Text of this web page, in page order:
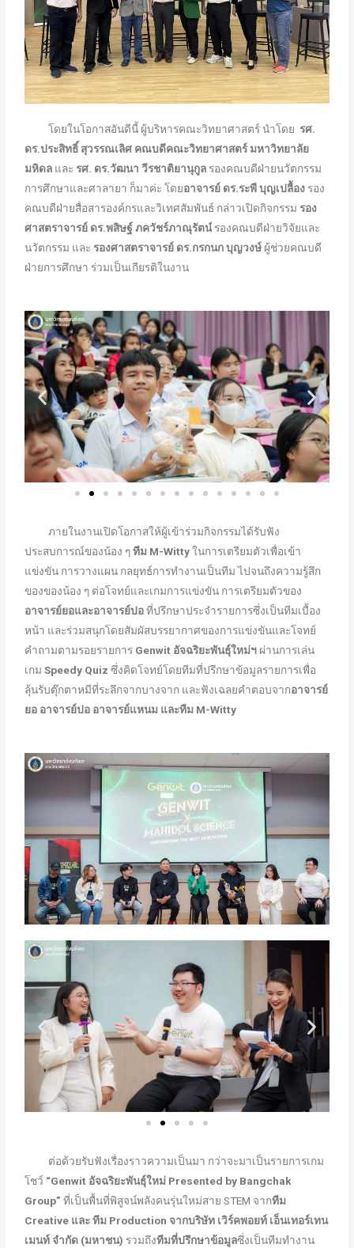
โดยในโอกาสอันดีนี้ ผู้บริหารคณะวิทยาศาสตร์ นำโดย รศ.
ดร.ประสิทธิ์ สุวรรณเลิศ คณบดีคณะวิทยาศาสตร์ มหาวิทยาลัย
มหิดล และ รศ. ดร.วัฒนา วีรชาติยานุกูล รองคณบดีฝ่ายนวัตกรรม
การศึกษาและศาลายา ก็มาค่ะ โดยอาจารย์ ดร.ระพี บุญเปลื้อง รอง
คณบดีฝ่ายสื่อสารองค์กรและวิเทศสัมพันธ์ กล่าวเปิดกิจกรรม รอง
ศาสตราจารย์ ดร.พสิษฐ์ ภควัชร์ภาณุรัตน์ รองคณบดีฝ่ายวิจัยและ
นวัตกรรม และ รองศาสตราจารย์ ดร.กรกนก บุญวงษ์ ผู้ช่วยคณบดี
ฝ่ายการศึกษา ร่วมเป็นเกียรติในงาน
ภายในงานเปิดโอกาสให้ผู้เข้าร่วมกิจกรรมได้รับฟัง
ประสบการณ์ของน้อง ๆทีม M-Wittyในการเตรียมตัวเพื่อเข้า
แข่งขัน การวางแผน กลยุทธ์การทำงานเป็นทีม ไปจนถึงความรู้สึก
ของของน้อง ๆ ต่อโจทย์และเกมการแข่งขัน การเตรียมตัวของ
อาจารย์ยอและอาจารย์ปอที่ปรึกษาประจำรายการซึ่งเป็นทีมเบื้อง
หน้า และร่วมสนุกโดยสัมผัสบรรยากาศของการแข่งขันและโจทย์
คำถามตามรอยรายการ Genwit อัจฉริยะพันธุ์ใหม่ฯ ผ่านการเล่น
เกมSpeedy Quiz ซึ่งคิดโจทย์โดยทีมที่ปรึกษาข้อมูลรายการเพื่อ
ลุ้นรับตุ๊กตาหมีที่ระลึกจากบางจาก และฟังเฉลยคำตอบจากอาจารย์
ยอ อาจารย์ปอ อาจารย์แหนม และทีม M-Witty
ต่อด้วยรับฟังเรื่องราวความเป็นมา กว่าจะมาเป็นรายการเกม
โชว์ “Genwit อัจฉริยะพันธุ์ใหม่ Presented by Bangchak
Group” ที่เป็นพื้นที่พิสูจน์พลังคนรุ่นใหม่สาย STEM จากทีม
Creative และ ทีม Production จากบริษัท เวิร์คพอยท์ เอ็นเทอร์เทน
เมนท์ จำกัด (มหาชน) รวมถึงทีมที่ปรึกษาข้อมูลซึ่งเป็นทีมทำงาน